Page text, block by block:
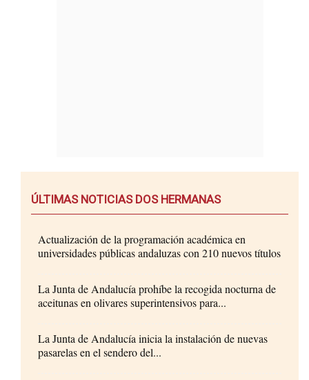
ÚLTIMAS NOTICIAS DOS HERMANAS
Actualización de la programación académica en
universidades públicas andaluzas con 210 nuevos títulos
La Junta de Andalucía prohíbe la recogida nocturna de
aceitunas en olivares superintensivos para...
La Junta de Andalucía inicia la instalación de nuevas
pasarelas en el sendero del...